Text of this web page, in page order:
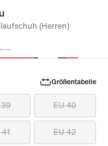
(Herren)
Größentabelle
39 EU 40
41 EU 42